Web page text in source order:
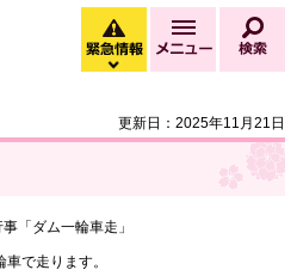
緊急情報
緊急情報を開く
メニュー
更新日：2025年11月21日
「ダム一輪車走」
で走ります。